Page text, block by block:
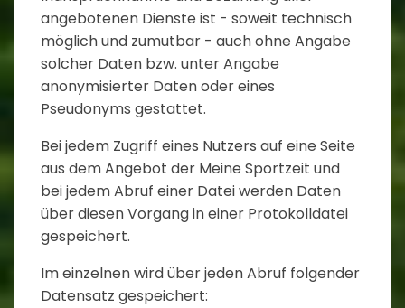
angebotenen Dienste ist - soweit technisch
möglich und zumutbar - auch ohne Angabe
solcher Daten bzw. unter Angabe
anonymisierter Daten oder eines
Pseudonyms gestattet.
Bei jedem Zugriff eines Nutzers auf eine Seite
aus dem Angebot der Meine Sportzeit und
bei jedem Abruf einer Datei werden Daten
über diesen Vorgang in einer Protokolldatei
gespeichert.
Im einzelnen wird über jeden Abruf folgender
Datensatz gespeichert: